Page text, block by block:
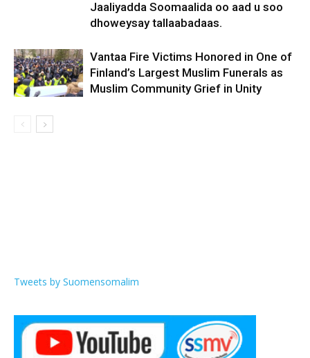
Jaaliyadda Soomaalida oo aad u soo
dhoweysay tallaabadaas.
Vantaa Fire Victims Honored in One of
Finland’s Largest Muslim Funerals as
Muslim Community Grief in Unity
Tweets by Suomensomalim